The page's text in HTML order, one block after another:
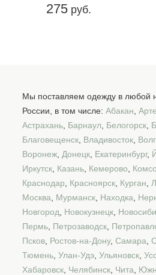
275 руб.
Мы поставляем одежду в любой
России, в том числе: Абакан
Астрахань Барнаул Белогорск
Благовещенск Владивосток
Воронеж Донецк Екатеринбург,
Иркутск Казань Кемерово
Краснодар
Красноярск Курган
Москва
Мурманск Находка
Новгород
Новокузнецк
Пермь Петрозаводск
Псков Ростов-на-Дону, Самара
Тюмень Улан-Удэ Ульяновск
Хабаровск Челябинск Чита